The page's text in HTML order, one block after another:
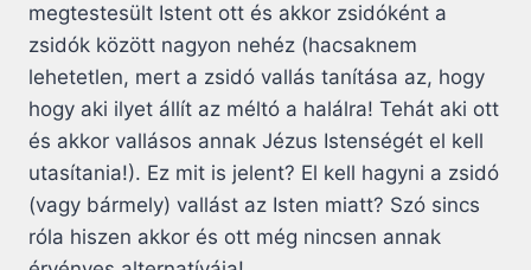
megtestesült Istent ott és akkor zsidóként a
zsidók között nagyon nehéz (hacsaknem
lehetetlen, mert a zsidó vallás tanítása az, hogy
hogy aki ilyet állít az méltó a halálra! Tehát aki ott
és akkor vallásos annak Jézus Istenségét el kell
utasítania!). Ez mit is jelent? El kell hagyni a zsidó
(vagy bármely) vallást az Isten miatt? Szó sincs
róla hiszen akkor és ott még nincsen annak